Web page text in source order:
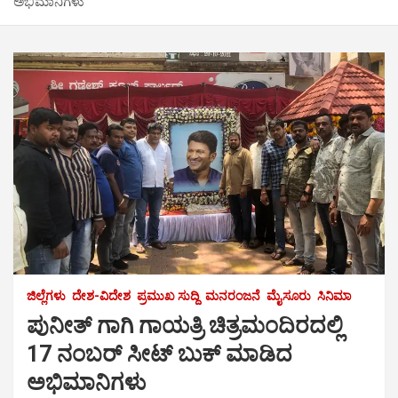
ಜಿಲ್ಲೆಗಳು ದೇಶ-ವಿದೇಶ ಪ್ರಮುಖ ಸುದ್ದಿ ಮನರಂಜನೆ ಮೈಸೂರು ಸಿನಿಮಾ
ಪುನೀತ್ ಗಾಗಿ ಗಾಯತ್ರಿ ಚಿತ್ರಮಂದಿರದಲ್ಲಿ
17 ನಂಬರ್ ಸೀಟ್ ಬುಕ್ ಮಾಡಿದ
ಅಭಿಮಾನಿಗಳು